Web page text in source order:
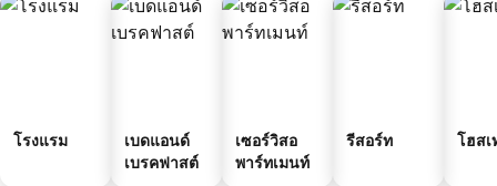
โรงแรม
เบดแอนด์
เบรคฟาสต์
เซอร์วิสอ
พาร์ทเมนท์
รีสอร์ท โฮสเ